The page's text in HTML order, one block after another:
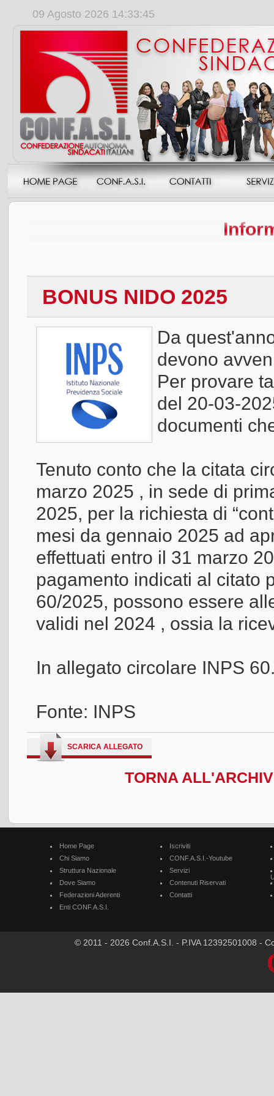
09 Agosto 2026 14:33:45
BONUS NIDO 2025
Da
devono
Per provare
del 20-03-
documenti
Tenuto conto che la citata
marzo 2025 , in sede di
2025, per la richiesta di
mesi da gennaio 2025 ad
effettuati entro il 31 marzo
pagamento indicati al citato
60/2025, possono essere
validi nel 2024 , ossia la
In allegato circolare INPS
Fonte: INPS
SCARICA ALLEGATO
TORNA
Home Page
Chi Siamo
Struttura Nazionale
Dove Siamo
Federazioni Aderenti
Enti CONF.A.S.I.
Iscriviti
CONF.A.S.I.-Youtube
Servizi
Contenuti Riservati
Contatti
© 2011 - 2026 Conf.A.S.I. - P.IVA 12392501008 -